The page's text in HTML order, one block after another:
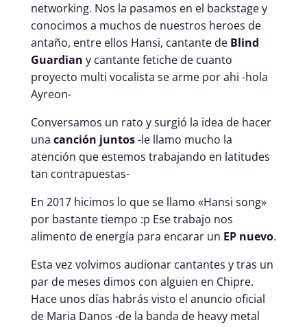
networking. Nos la pasamos en el backstage y
conocimos a muchos de nuestros heroes de
antaño, entre ellos Hansi, cantante de Blind
Guardian y cantante fetiche de cuanto
proyecto multi vocalista se arme por ahi -hola
Ayreon-
Conversamos un rato y surgió la idea de hacer
una canción juntos-le llamo mucho la
atención que estemos trabajando en latitudes
tan contrapuestas-
En 2017 hicimos lo que se llamo «Hansi song»
por bastante tiempo :p Ese trabajo nos
alimento de energía para encarar un EP nuevo.
Esta vez volvimos audionar cantantes y tras un
par de meses dimos con alguien en Chipre.
Hace unos días habrás visto el anuncio oficial
de Maria Danos -de la banda de heavy metal